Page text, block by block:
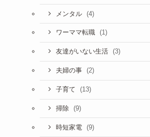
メンタル (4)
ワーママ転職 (1)
友達がいない生活 (3)
夫婦の事 (2)
子育て (13)
掃除 (9)
時短家電 (9)